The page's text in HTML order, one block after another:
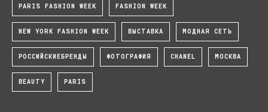
PARIS FASHION WEEK FASHION WEEK
NEW YORK FASHION WEEK ВЫСТАВКА МОДНАЯ СЕТЬ
РОССИЙСКИЕБРЕНДЫ ФОТОГРАФИЯ CHANEL МОСКВА
BEAUTY PARIS